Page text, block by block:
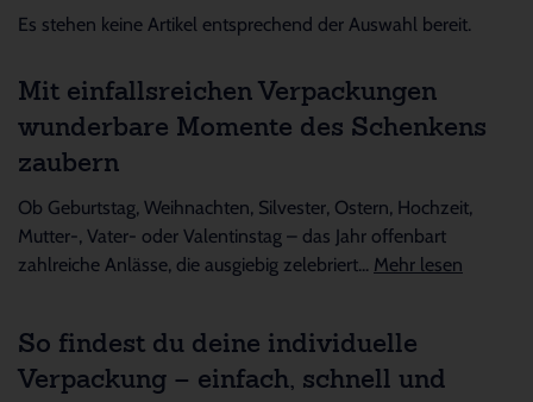
Es stehen keine Artikel entsprechend der Auswahl bereit.
Mit einfallsreichen Verpackungen
wunderbare Momente des Schenkens
zaubern
Ob Geburtstag, Weihnachten, Silvester, Ostern, Hochzeit,
Mutter-, Vater- oder Valentinstag – das Jahr offenbart
zahlreiche Anlässe, die ausgiebig zelebriert... Mehr lesen
So findest du deine individuelle
Verpackung – einfach, schnell und